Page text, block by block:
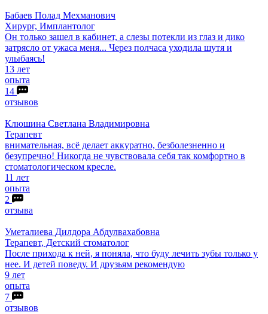
Бабаев Полад Мехманович
Хирург, Имплантолог
Он только зашел в кабинет, а слезы потекли из глаз и дико
затрясло от ужаса меня... Через полчаса уходила шутя и
улыбаясь!
13 лет
опыта
14
отзывов
Клюшина Светлана Владимировна
Терапевт
внимательная, всё делает аккуратно, безболезненно и
безупречно! Никогда не чувствовала себя так комфортно в
стоматологическом кресле.
11 лет
опыта
2
отзыва
Уметалиева Дилдора Абдулвахабовна
Терапевт, Детский стоматолог
После прихода к ней, я поняла, что буду лечить зубы только у
нее. И детей поведу. И друзьям рекомендую
9 лет
опыта
7
отзывов